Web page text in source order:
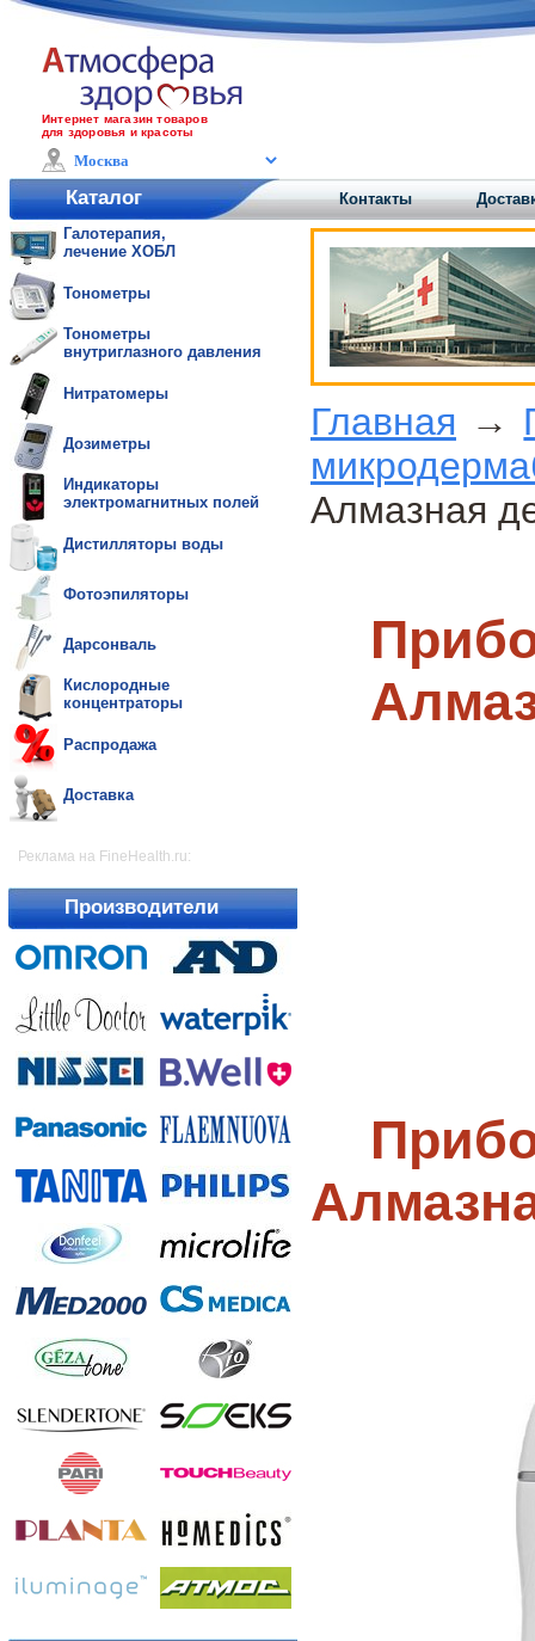
Интернет магазин товаров
для здоровья и красоты
Каталог Контакты
Галотерапия,
лечение ХОБЛ
Тонометры
Тонометры
внутриглазного давления
Нитратомеры
Дозиметры
Индикаторы
электромагнитных полей
Дистилляторы воды
Фотоэпиляторы
Дарсонваль
Кислородные
концентраторы
Распродажа
Доставка
Реклама на FineHealth.ru:
Производители
Главная →
Алмазная